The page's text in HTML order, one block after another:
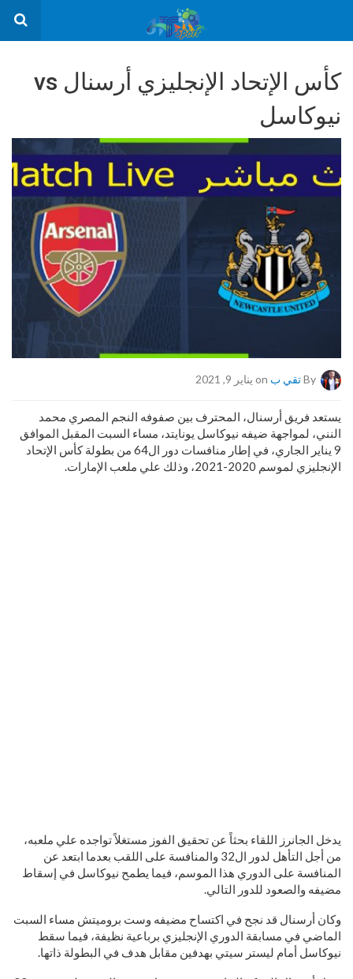
كأس الإتحاد الإنجليزي أرسنال vs
نيوكاسل
Byتقي ب
يستعد فريق أرسنال، المحترف بين صفوفه النجم المصري محمد
النني، لمواجهة ضيفه نيوكاسل يونايتد، مساء السبت المقبل الموافق
9 يناير الجاري، في إطار منافسات دور ال64 من بطولة كأس الإتحاد
الإنجليزي لموسم 2020-2021، وذلك علي ملعب الإمارات.
يدخل الجانرز اللقاء بحثاً عن تحقيق الفوز مستغلاً تواجده علي ملعبه،
من أجل التأهل لدور ال32 والمنافسة على اللقب بعدما ابتعد عن
المنافسة على الدوري هذا الموسم، فيما يطمح نيوكاسل في إسقاط
مضيفه والصعود للدور التالي.
وكان أرسنال قد نجح في اكتساح مضيفه وست بروميتش مساء السبت
الماضي في مسابقة الدوري الإنجليزي برباعية نظيفة، فيما سقط
نيوكاسل أمام ليستر سيتي بهدفين مقابل هدف في البطولة ذاتها.